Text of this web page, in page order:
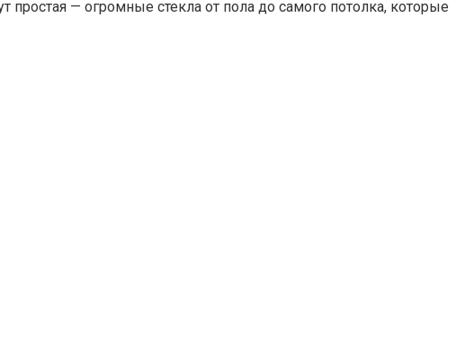
— огромные стекла от пола до самого потолка, которые